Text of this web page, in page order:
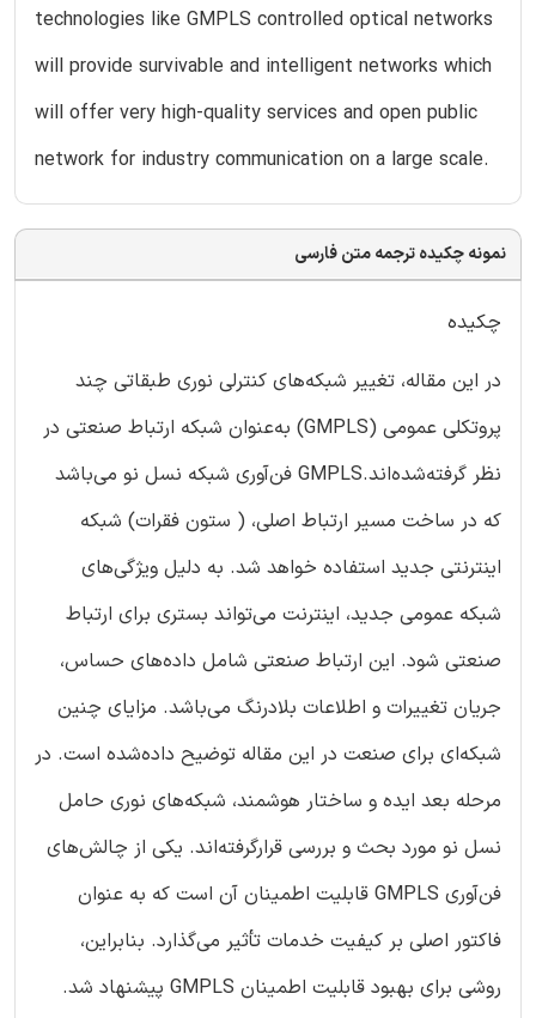
technologies like GMPLS controlled optical networks
will provide survivable and intelligent networks which
will offer very high-quality services and open public
network for industry communication on a large scale.
نمونه چکیده ترجمه متن فارسی
چکیده
در این مقاله، تغییر شبکه‌های کنترلی نوری طبقاتی چند
پروتکلی عمومی (GMPLS) به‌عنوان شبکه ارتباط صنعتی در
نظر گرفته‌شده‌اند.GMPLS فن‌آوری شبکه نسل نو می‌باشد
که در ساخت مسیر ارتباط اصلی، ( ستون فقرات) شبکه
اینترنتی جدید استفاده خواهد شد. به دلیل ویژگی‌های
شبکه عمومی جدید، اینترنت می‌تواند بستری برای ارتباط
صنعتی شود. این ارتباط صنعتی شامل داده‌های حساس،
جریان تغییرات و اطلاعات بلادرنگ می‌باشد. مزایای چنین
شبکه‌ای برای صنعت در این مقاله توضیح داده‌شده است. در
مرحله بعد ایده و ساختار هوشمند، شبکه‌های نوری حامل
نسل نو مورد بحث و بررسی قرارگرفته‌اند. یکی از چالش‌های
فن‌آوری GMPLS قابلیت اطمینان آن است که به عنوان
فاکتور اصلی بر کیفیت خدمات تأثیر می‌گذارد. بنابراین،
روشی برای بهبود قابلیت اطمینان GMPLS پیشنهاد شد.